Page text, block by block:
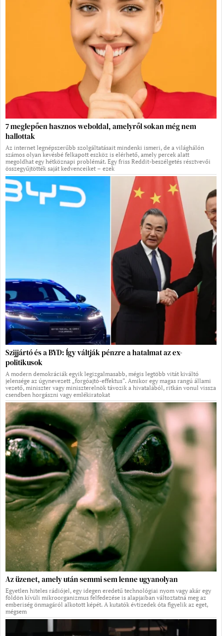
7 meglepően hasznos weboldal, amelyről sokan még nem
hallottak
Az internet legnépszerűbb szolgáltatásait mindenki ismeri, de a világhálón
számos olyan kevésbé felkapott eszköz is elérhető, amely percek alatt
megoldhat egy hétköznapi problémát. Egy friss Reddit-beszélgetés résztvevői
összegyűjtötték saját kedvenceiket – ezek
Szijjártó és a BYD: Így váltják pénzre a hatalmat az ex-
politikusok
A modern demokráciák egyik legizgalmasabb, mégis legtöbb vitát kiváltó
jelensége az úgynevezett „forgóajtó-effektus”. Amikor egy magas rangú állami
vezető, miniszter vagy miniszterelnök távozik a hivatalából, ritkán vonul vissza
csendben horgászni vagy emlékiratokat
Az üzenet, amely után semmi sem lenne ugyanolyan
Egyetlen hiteles rádiójel, egy idegen eredetű technológiai nyom vagy akár egy
földön kívüli mikroorganizmus felfedezése is alapjaiban változtatná meg az
emberiség önmagáról alkotott képét. A kutatók évtizedek óta figyelik az eget,
mégsem